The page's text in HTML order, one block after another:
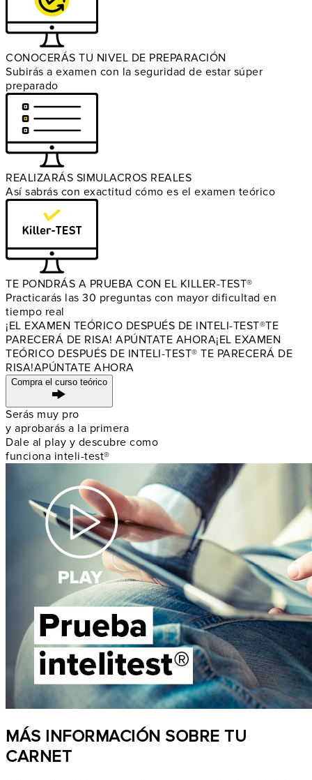
CONOCERÁS TU NIVEL DE PREPARACIÓN
Subirás a examen con la seguridad de estar súper
preparado
REALIZARÁS SIMULACROS REALES
Así sabrás con exactitud cómo es el examen teórico
TE PONDRÁS A PRUEBA CON EL KILLER-TEST®
Practicarás las 30 preguntas con mayor dificultad en
tiempo real
¡EL EXAMEN TEÓRICO DESPUÉS DE INTELI-TEST®TE
PARECERÁ DE RISA! APÚNTATE AHORA¡EL EXAMEN
TEÓRICO DESPUÉS DE INTELI-TEST® TE PARECERÁ DE
RISA!APÚNTATE AHORA
Compra el curso teórico
Serás muy pro
y aprobarás a la primera
Dale al play y descubre como
funciona inteli-test®
MÁS INFORMACIÓN SOBRE TU
CARNET